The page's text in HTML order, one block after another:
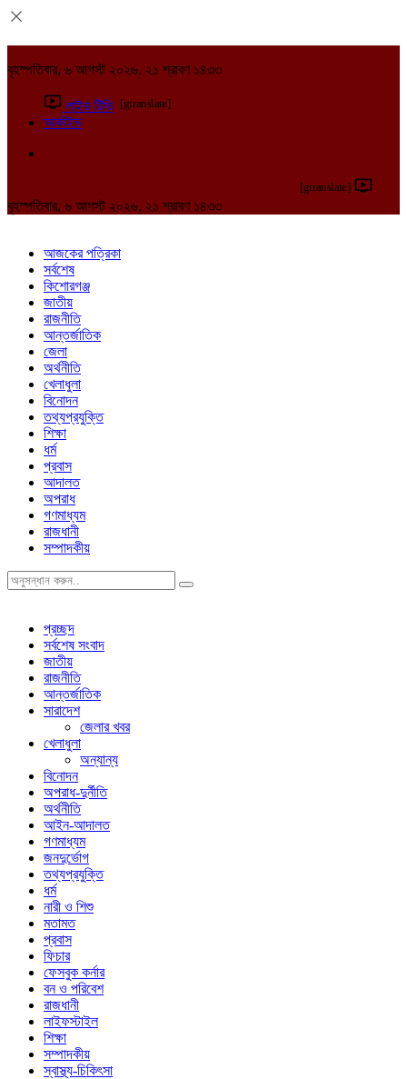
বৃহস্পতিবার, ৬ আগস্ট ২০২৬, ২১ শ্রাবণ ১৪৩৩
লাইভ টিভি [gtranslate]
আর্কাইভ
[gtranslate]
বৃহস্পতিবার, ৬ আগস্ট ২০২৬, ২১ শ্রাবণ ১৪৩৩
আজকের পত্রিকা
সর্বশেষ
কিশোরগঞ্জ
জাতীয়
রাজনীতি
আন্তর্জাতিক
জেলা
অর্থনীতি
খেলাধুলা
বিনোদন
তথ্যপ্রযুক্তি
শিক্ষা
ধর্ম
প্রবাস
আদালত
অপরাধ
গণমাধ্যম
রাজধানী
সম্পাদকীয়
প্রচ্ছদ
সর্বশেষ সংবাদ
জাতীয়
রাজনীতি
আন্তর্জাতিক
সারাদেশ
জেলার খবর
খেলাধুলা
অন্যান্য
বিনোদন
অপরাধ-দুর্নীতি
অর্থনীতি
আইন-আদালত
গণমাধ্যম
জনদুর্ভোগ
তথ্যপ্রযুক্তি
ধর্ম
নারী ও শিশু
মতামত
প্রবাস
ফিচার
ফেসবুক কর্নার
বন ও পরিবেশ
রাজধানী
লাইফস্টাইল
শিক্ষা
সম্পাদকীয়
স্বাস্থ্য-চিকিৎসা